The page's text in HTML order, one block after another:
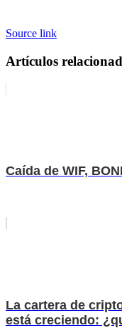
Source link
Artículos
Caída de WIF,
La cartera de
está creciendo: